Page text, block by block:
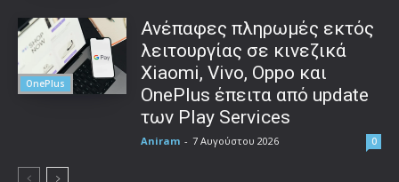
OnePlus
Ανέπαφες πληρωμές εκτός
λειτουργίας σε κινεζικά
Xiaomi, Vivo, Oppo και
OnePlus έπειτα από update
των Play Services
Aniram - 7 Αυγούστου 2026 0